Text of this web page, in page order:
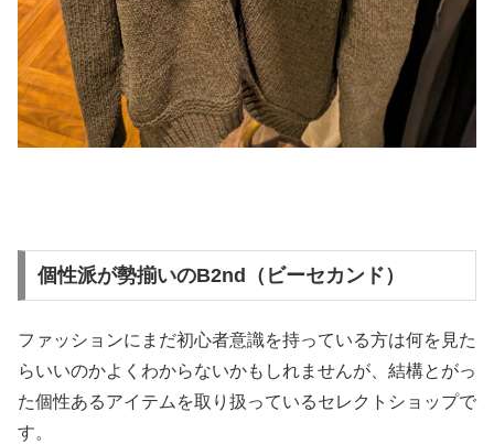
個性派が勢揃いのB2nd（ビーセカンド）
ファッションにまだ初心者意識を持っている方は何を見た
らいいのかよくわからないかもしれませんが、結構とがっ
た個性あるアイテムを取り扱っているセレクトショップで
す。